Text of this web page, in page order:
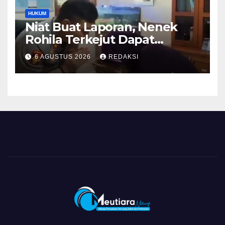
HUKUM
Niat Buat Laporan, Nenek
Rohila Terkejut Dapat
Bantuan dari Kabid Propam
Kombes Pol Eddwi
6 AGUSTUS 2026 REDAKSI